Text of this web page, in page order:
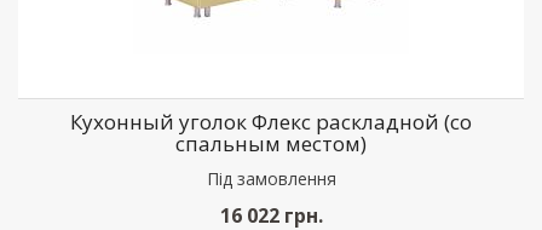
Кухонный уголок Флекс раскладной (со
спальным местом)
Пiд замовлення
16 022грн.